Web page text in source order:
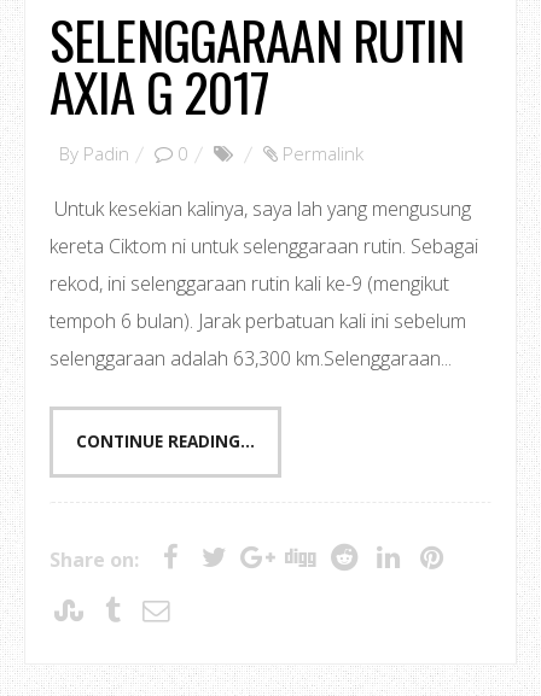
SELENGGARAAN RUTIN
AXIA G 2017
By Padin 0 Permalink
Untuk kesekian kalinya, saya lah yang mengusung
kereta Ciktom ni untuk selenggaraan rutin. Sebagai
rekod, ini selenggaraan rutin kali ke-9 (mengikut
tempoh 6 bulan). Jarak perbatuan kali ini sebelum
selenggaraan adalah 63,300 km.Selenggaraan...
CONTINUE READING...
Share on: